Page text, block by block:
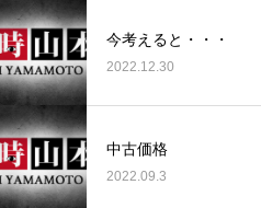
ゴールデンセンター様
今考えると・・・
2022.12.30
中古価格
2022.09.3